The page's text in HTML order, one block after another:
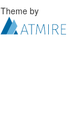
Theme by